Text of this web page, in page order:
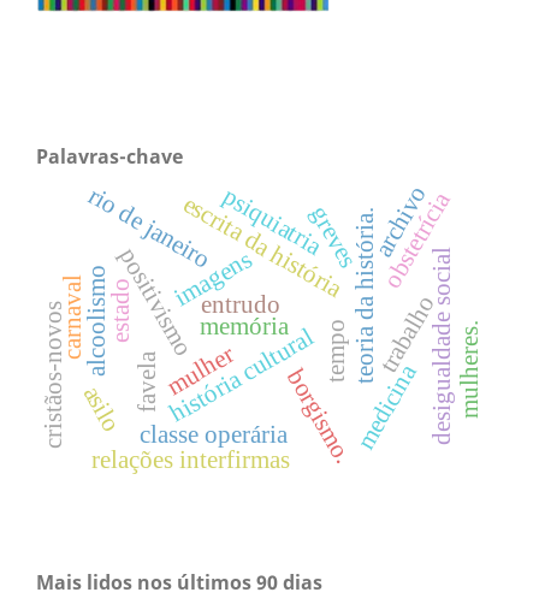
Palavras-chave
tempo
memória
história cultural teoria da história.
escrita da história
imagens
positivismo
greves
classe operáriaborgismo.
trabalho
relações interfirmas
estado desigualdade social
favela
rio de janeiro obstetrícia
medicina
mulher
alcoolismo
psiquiatria
asilo
carnaval entrudo
mulheres.
archivo
cristãos-novos
Mais lidos nos últimos 90 dias